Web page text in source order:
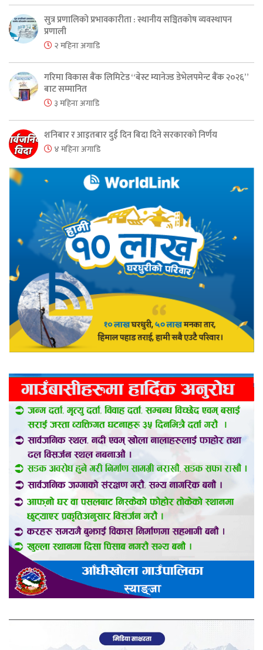
सुत्र प्रणालिको प्रभावकारीता : स्थानीय सञ्चितकोष व्यवस्थापन
प्रणाली
२ महिना अगाडि
गरिमा विकास बैंक लिमिटेड “बेस्ट म्यानेज्ड डेभेलपमेन्ट बैंक २०२६”
बाट सम्मानित
३ महिना अगाडि
शनिबार र आइतबार दुई दिन बिदा दिने सरकारको निर्णय
४ महिना अगाडि